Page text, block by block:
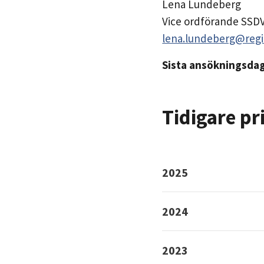
Lena Lundeberg
Vice ordförande
Sista
Tidigare
2025
2024
2023